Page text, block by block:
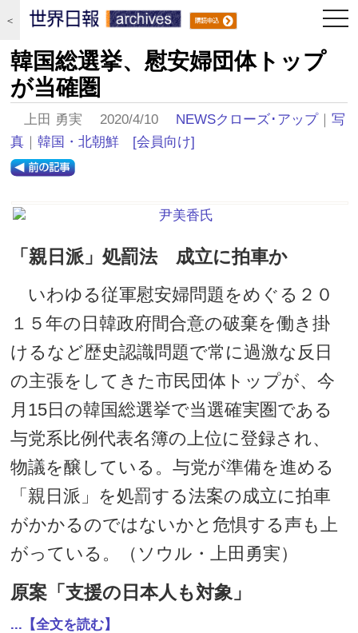
＜
韓国総選挙、慰安婦団体トップ
が当確圏
上田 勇実 2020/4/10 NEWSクローズ･アップ｜写
真 ｜韓国・北朝鮮 [会員向け]
「親日派」処罰法 成立に拍車か
いわゆる従軍慰安婦問題をめぐる２０
１５年の日韓政府間合意の破棄を働き掛
けるなど歴史認識問題で常に過激な反日
の主張をしてきた市民団体トップが、今
月15日の韓国総選挙で当選確実圏である
与党系比例代表名簿の上位に登録され、
物議を醸している。与党が準備を進める
「親日派」を処罰する法案の成立に拍車
がかかるのではないかと危惧する声も上
がっている。（ソウル・上田勇実）
原案「支援の日本人も対象」
...【全文を読む】